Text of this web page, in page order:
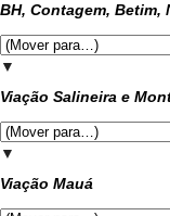
BH, Contagem, Betim,
▼
Viação Salineira e
▼
Viação Mauá